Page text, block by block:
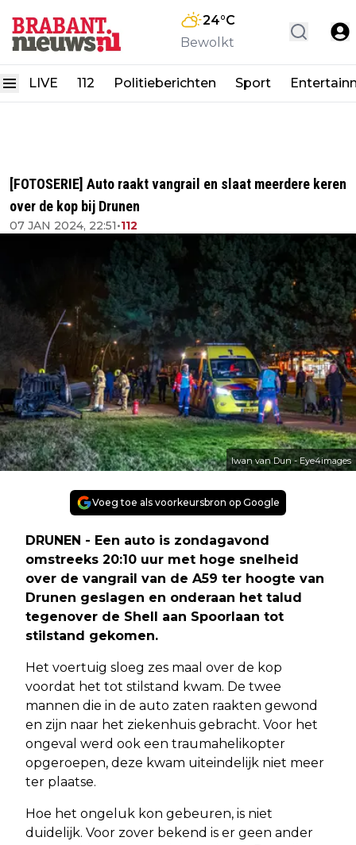
24°C
Bewolkt
LIVE 112 Politieberichten Sport
[FOTOSERIE] Auto raakt vangrail en slaat meerdere keren
over de kop bij Drunen
07 JAN 2024, 22:51•112
Iwan van Dun - Eye4images
Voeg toe als voorkeursbron op Google
DRUNEN - Een auto is zondagavond
omstreeks 20:10 uur met hoge snelheid
over de vangrail van de A59 ter hoogte van
Drunen geslagen en onderaan het talud
tegenover de Shell aan Spoorlaan tot
stilstand gekomen.
Het voertuig sloeg zes maal over de kop
voordat het tot stilstand kwam. De twee
mannen die in de auto zaten raakten gewond
en zijn naar het ziekenhuis gebracht. Voor het
ongeval werd ook een traumahelikopter
opgeroepen, deze kwam uiteindelijk niet meer
ter plaatse.
Hoe het ongeluk kon gebeuren, is niet
duidelijk. Voor zover bekend is er geen ander